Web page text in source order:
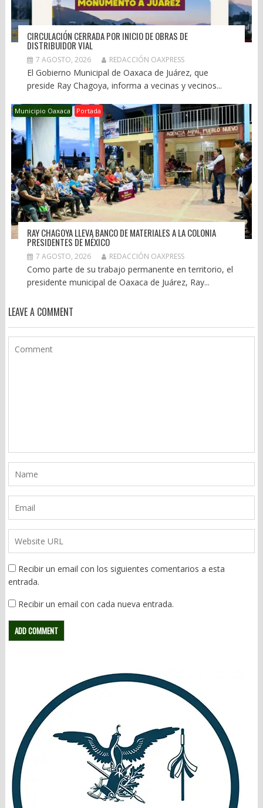
CIRCULACIÓN CERRADA POR INICIO DE OBRAS DE
DISTRIBUIDOR VIAL
7 AGOSTO, 2026 REDACCIÓN OAXPRESS
El Gobierno Municipal de Oaxaca de Juárez, que
preside Ray Chagoya, informa a vecinas y vecinos...
Municipio Oaxaca Portada
RAY CHAGOYA LLEVA BANCO DE MATERIALES A LA COLONIA
PRESIDENTES DE MÉXICO
7 AGOSTO, 2026 REDACCIÓN OAXPRESS
Como parte de su trabajo permanente en territorio, el
presidente municipal de Oaxaca de Juárez, Ray...
LEAVE A COMMENT
Recibir un email con los siguientes comentarios a esta
entrada.
Recibir un email con cada nueva entrada.